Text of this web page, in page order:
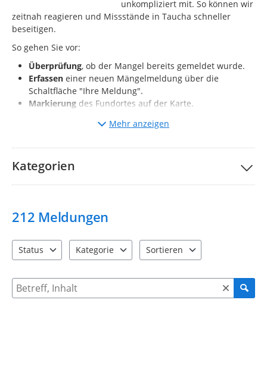
unkompliziert mit. So können wir
zeitnah reagieren und Missstände in Taucha schneller
beseitigen.
So gehen Sie vor:
Überprüfung, ob der Mangel bereits gemeldet wurde.
Erfassen einer neuen Mängelmeldung über die
Schaltfläche "Ihre Meldung".
Markierung des Fundortes auf der Karte.
des Mangels und ggf. Hochladen von
Bitte nehmen Sie unsere Teilnahmebedingungen und
zur Kenntnis.
Mehr anzeigen
Kategorien
212 Meldungen
Status
Kategorie
Sortieren
Suche nach Meldungen und Kommentaren